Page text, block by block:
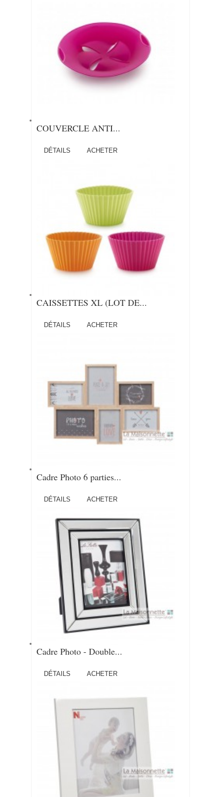
COUVERCLE ANTI...
DÉTAILS ACHETER
CAISSETTES XL (LOT DE...
DÉTAILS ACHETER
Cadre Photo 6 parties...
DÉTAILS ACHETER
Cadre Photo - Double...
DÉTAILS ACHETER